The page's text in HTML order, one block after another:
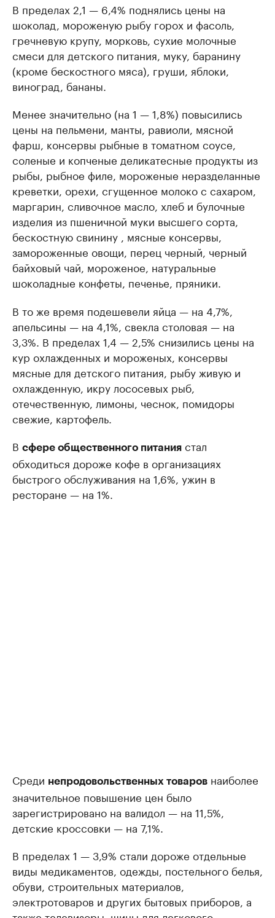
В пределах 2,1 — 6,4% поднялись цены на
шоколад, мороженую рыбу горох и фасоль,
гречневую крупу, морковь, сухие молочные
смеси для детского питания, муку, баранину
(кроме бескостного мяса), груши, яблоки,
виноград, бананы.
Менее значительно (на 1 — 1,8%) повысились
цены на пельмени, манты, равиоли, мясной
фарш, консервы рыбные в томатном соусе,
соленые и копченые деликатесные продукты из
рыбы, рыбное филе, мороженые неразделанные
креветки, орехи, сгущенное молоко с сахаром,
маргарин, сливочное масло, хлеб и булочные
изделия из пшеничной муки высшего сорта,
бескостную свинину , мясные консервы,
замороженные овощи, перец черный, черный
байховый чай, мороженое, натуральные
шоколадные конфеты, печенье, пряники.
В то же время подешевели яйца — на 4,7%,
апельсины — на 4,1%, свекла столовая — на
3,3%. В пределах 1,4 — 2,5% снизились цены на
кур охлажденных и мороженых, консервы
мясные для детского питания, рыбу живую и
охлажденную, икру лососевых рыб,
отечественную, лимоны, чеснок, помидоры
свежие, картофель.
В сфере общественного питания стал
обходиться дороже кофе в организациях
быстрого обслуживания на 1,6%, ужин в
ресторане — на 1%.
Среди непродовольственных товаров наиболее
значительное повышение цен было
зарегистрировано на валидол — на 11,5%,
детские кроссовки — на 7,1%.
В пределах 1 — 3,9% стали дороже отдельные
виды медикаментов, одежды, постельного белья,
обуви, строительных материалов,
электротоваров и других бытовых приборов, а